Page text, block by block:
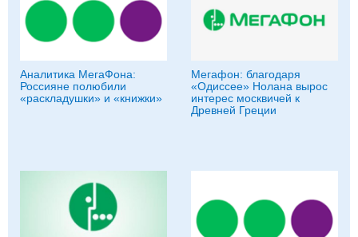
Аналитика МегаФона:
Россияне полюбили
«раскладушки» и «книжки»
Мегафон: благодаря
«Одиссее» Нолана вырос
интерес москвичей к
Древней Греции